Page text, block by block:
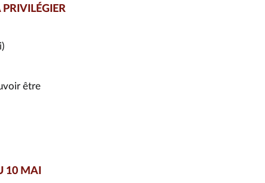
être
10 MAI